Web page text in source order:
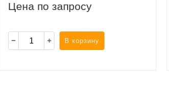
Цена по запросу
В корзину